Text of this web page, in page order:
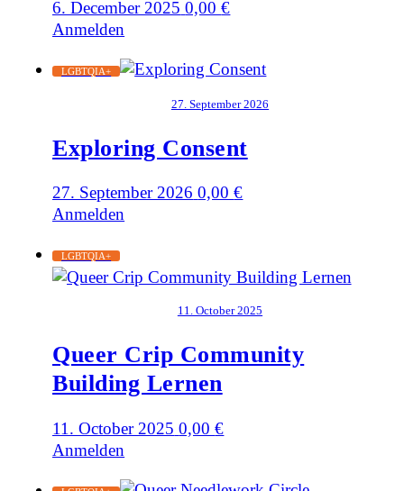
6. December 2025 0,00€
Anmelden
LGBTQIA+
27. September 2026
Exploring Consent
27. September 2026 0,00€
Anmelden
LGBTQIA+
11. October 2025
Queer Crip Community
Building Lernen
11. October 2025 0,00€
Anmelden